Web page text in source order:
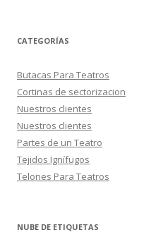
CATEGORÍAS
Butacas Para Teatros
Cortinas de sectorizacion
Nuestros clientes
Nuestros clientes
Partes de un Teatro
Tejidos Ignífugos
Telones Para Teatros
NUBE DE ETIQUETAS